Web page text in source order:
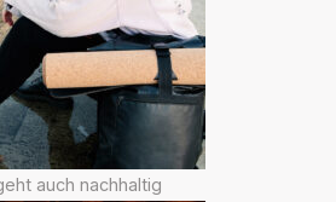
auch nachhaltig